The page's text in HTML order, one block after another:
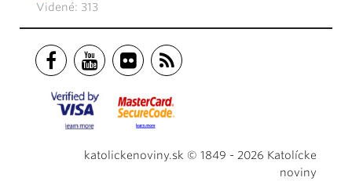
Videné: 313
katolickenoviny.sk © 1849 - 2026 Katolícke
noviny